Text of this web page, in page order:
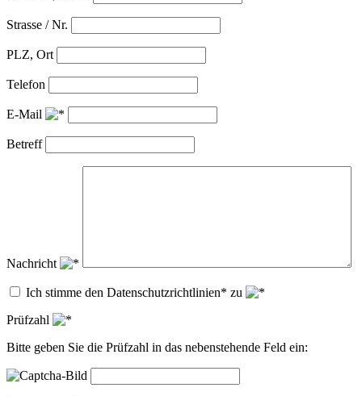
Strasse / Nr.
PLZ, Ort
Telefon
E-Mail
Betreff
Nachricht
Ich stimme den Datenschutzrichtlinien* zu
Prüfzahl
Bitte geben Sie die Prüfzahl in das nebenstehende Feld ein: